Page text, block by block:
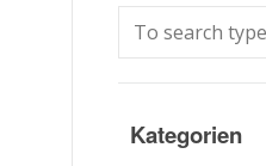
Kategorien